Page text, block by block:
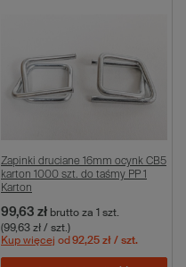
Zapinki druciane 16mm ocynk CB5
karton 1000 szt. do taśmy PP 1
Karton
99,63 zł brutto za 1 szt.
(99,63 zł / szt.)
Kup więcej od 92,25 zł / szt.